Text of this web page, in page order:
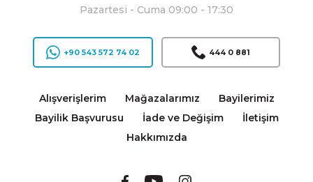
Pazartesi - Cuma 09:00 - 17:30
+90 543 572 74 02 444 0 881
Alışverişlerim Mağazalarımız
Bayilerimiz
Bayilik Başvurusu
İade ve Değişim
İletişim
Hakkımızda